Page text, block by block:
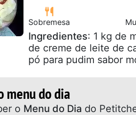
Sobremesa
Ingredientes: 1 kg de
de creme de leite de
pó para pudim sabor
menu do dia
Para receber o Menu do Dia do